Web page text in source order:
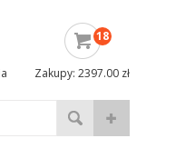
18
Zakupy: 2397.00 zł